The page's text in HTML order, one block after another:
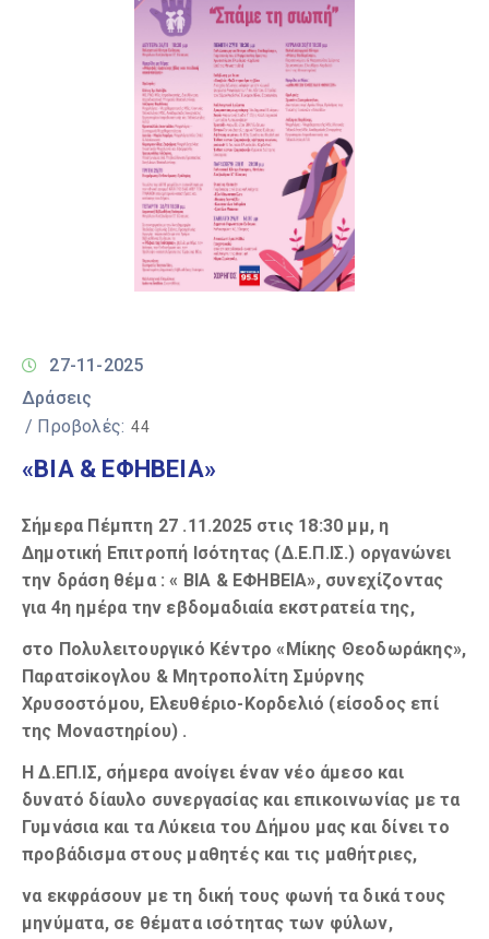
27-11-2025
Δράσεις
/ Προβολές: 44
«ΒΙΑ & ΕΦΗΒΕΙΑ»
Σήμερα Πέμπτη 27 .11.2025 στις 18:30 μμ, η
Δημοτική Επιτροπή Ισότητας (Δ.Ε.Π.ΙΣ.) οργανώνει
την δράση θέμα : « ΒΙΑ & ΕΦΗΒΕΙΑ», συνεχίζοντας
για 4η ημέρα την εβδομαδιαία εκστρατεία της,
στο Πολυλειτουργικό Κέντρο «Μίκης Θεοδωράκης»,
Παρατσiκoγλου & Μητροπολίτη Σμύρνης
Χρυσοστόμου, Ελευθέριο-Κορδελιό (είσοδος επί
της Μοναστηρίου) .
Η Δ.ΕΠ.ΙΣ, σήμερα ανοίγει έναν νέο άμεσο και
δυνατό δίαυλο συνεργασίας και επικοινωνίας με τα
Γυμνάσια και τα Λύκεια του Δήμου μας και δίνει το
προβάδισμα στους μαθητές και τις μαθήτριες,
να εκφράσουν με τη δική τους φωνή τα δικά τους
μηνύματα, σε θέματα ισότητας των φύλων,